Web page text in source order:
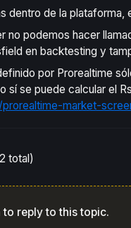
dentro de la
no podemos hacer
en backtesting y
por Prorealtime
sí se puede calcular el
market-
total)
to reply to this topic.